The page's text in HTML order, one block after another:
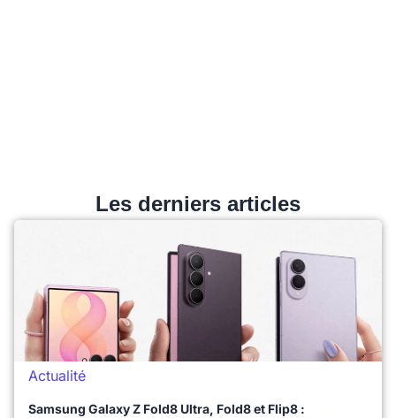
Les derniers articles
Actualité
Samsung Galaxy Z Fold8 Ultra, Fold8 et Flip8 :